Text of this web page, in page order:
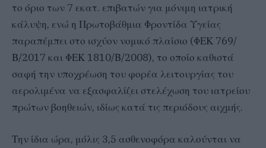
το όριο των 7 εκατ. επιβατών για μόνιμη ιατρική
κάλυψη, ενώ η Πρωτοβάθμια Φροντίδα Υγείας
παραπέμπει στο ισχύον νομικό πλαίσιο (ΦΕΚ 769/
Β/2017 και ΦΕΚ 1810/Β/2008), το οποίο καθιστά
σαφή την υποχρέωση του φορέα λειτουργίας του
αερολιμένα να εξασφαλίζει στελέχωση του ιατρείου
πρώτων βοηθειών, ιδίως κατά τις περιόδους αιχμής.
Την ίδια ώρα, μόλις 3,5 ασθενοφόρα καλούνται να